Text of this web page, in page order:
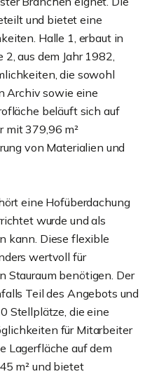
und bietet eine
Halle 1, erbaut in
aus dem Jahr 1982,
die sowohl
Archiv sowie eine
beläuft sich auf
mit 379,96 m²
von Materialien und
eine Hofüberdachung
wurde und als
kann. Diese flexible
wertvoll für
Stauraum benötigen. Der
Teil des Angebots und
Stellplätze, die eine
für Mitarbeiter
Lagerfläche auf dem
m² und bietet